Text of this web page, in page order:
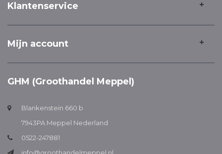
Klantenservice
Mijn account
GHM (Groothandel Meppel)
Blankenstein 660 b
7943PA Meppel Nederland
0522-247881